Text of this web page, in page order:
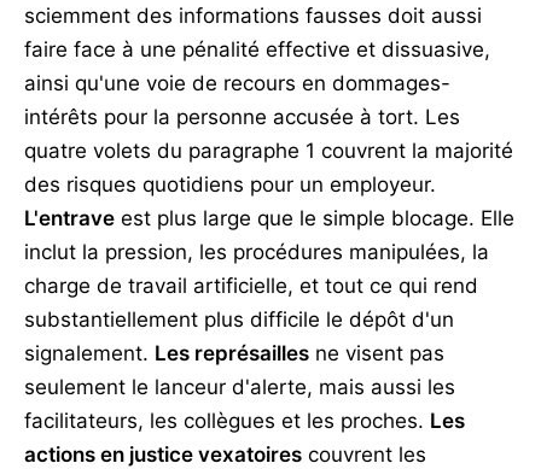
sciemment des informations fausses doit aussi
faire face à une pénalité effective et dissuasive,
ainsi qu'une voie de recours en dommages-
intérêts pour la personne accusée à tort. Les
quatre volets du paragraphe 1 couvrent la majorité
des risques quotidiens pour un employeur.
L'entrave est plus large que le simple blocage. Elle
inclut la pression, les procédures manipulées, la
charge de travail artificielle, et tout ce qui rend
substantiellement plus difficile le dépôt d'un
signalement. Les représailles ne visent pas
seulement le lanceur d'alerte, mais aussi les
facilitateurs, les collègues et les proches. Les
actions en justice vexatoires couvrent les